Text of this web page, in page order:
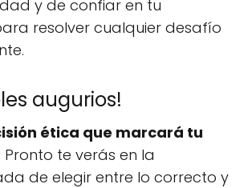
y de confiar en tu
resolver cualquier desafío
augurios!
ética que marcará tu
Pronto te verás en la
de elegir entre lo correcto y